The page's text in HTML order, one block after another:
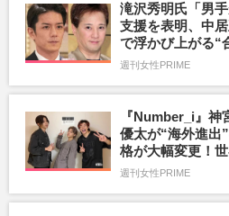
滝沢秀明氏「男
支援を表明、中
で浮かび上がる“
週刊女性PRIME
『Number_i』
優太が“海外進出
格が大幅変更！
週刊女性PRIME